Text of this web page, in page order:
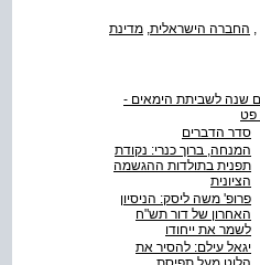
החברה הישראלית מדינת
שנה לשביתת הימאים -
פט
סדר הדברים
המנחה, ברוך כנרי: נקודת
תפנית בתולדות ההגשמה
הציונית
פרופ' משה ליסק: הניסיון
האחרון של דור תש"ח
לשמר את ייחודו
יגאל עילם: להסיר את